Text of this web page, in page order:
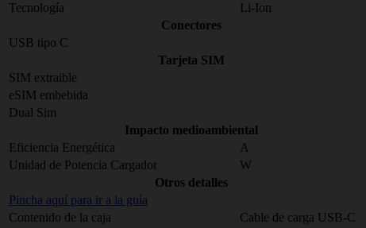
Tecnología
Li-Ion
Conectores
USB tipo C
Tarjeta SIM
SIM extraible
eSIM embebida
Dual Sim
Impacto medioambiental
Eficiencia Energética
A
Unidad de Potencia Cargador
W
Otros detalles
Pincha aquí para ir a la guía
Contenido de la caja
Cable de carga USB-C